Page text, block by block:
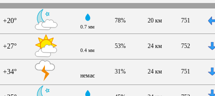
+20°
0.7 мм
78% 20 км 751
+27°
0.4 мм
53% 24 км 752
+34° немає
31% 24 км 751